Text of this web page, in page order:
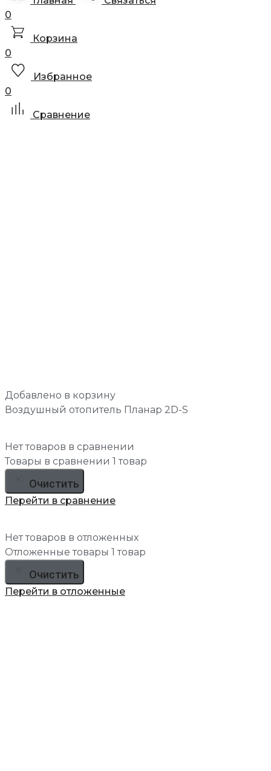
0
Корзина
0
Избранное
0
Сравнение
Добавлено в корзину
Воздушный отопитель Планар 2D-S
Нет товаров в сравнении
Товары в сравнении 1 товар
Очистить
Перейти в сравнение
Нет товаров в отложенных
Отложенные товары 1 товар
Очистить
Перейти в отложенные